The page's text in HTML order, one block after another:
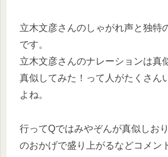
立木文彦さんのしゃがれ声と独特
です。
立木文彦さんのナレーションは真
真似してみた！って人がたくさん
よね。
行ってQではみやぞんが真似しお
のおかげで盛り上がるなどコメン